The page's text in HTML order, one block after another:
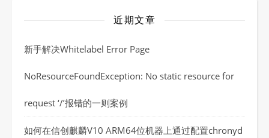
近期文章
新手解决Whitelabel Error Page
NoResourceFoundException: No static resource for
request ‘/’报错的一则案例
如何在信创麒麟V10 ARM64位机器上通过配置chronyd